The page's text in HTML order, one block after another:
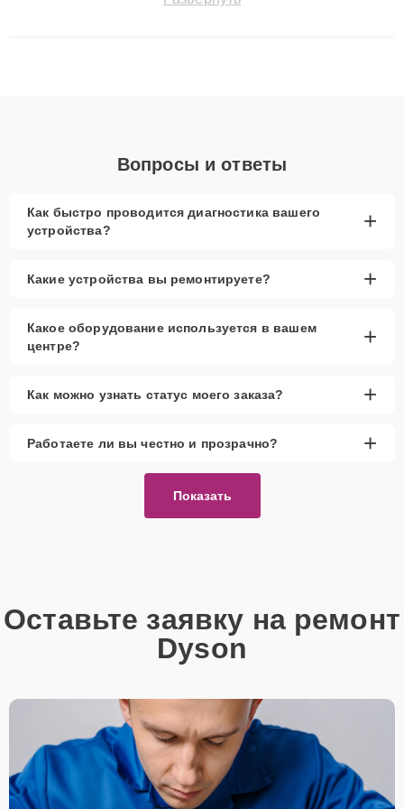
технику с сохранением гарантии до 3 лет. Наши мастера
Вопросы и ответы
Как быстро проводится диагностика вашего
устройства?
+
Какие устройства вы ремонтируете? +
Какое оборудование используется в вашем
центре?
+
Как можно узнать статус моего заказа? +
Работаете ли вы честно и прозрачно? +
Показать
Оставьте заявку на ремонт
Dyson